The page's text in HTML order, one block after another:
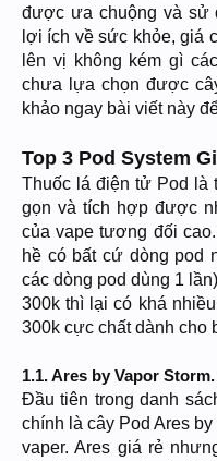
được ưa chuộng và sử
lợi ích về sức khỏe, giá
lên vị không kém gì
chưa lựa chọn được
khảo ngay bài viết này
Top 3 Pod System
Thuốc lá điện tử Pod là
gọn và tích hợp được
của vape tương đối
hề có bất cứ dòng pod
các dòng pod dùng 1
300k thì lại có khá
300k cực chất dành cho
1.1. Ares by Vapor Storm.
Đầu tiên trong danh
chính là cây Pod Ares
vaper. Ares giá rẻ